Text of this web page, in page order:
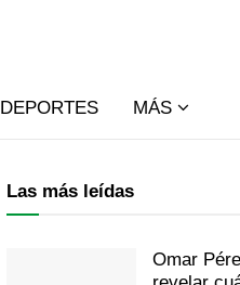
DEPORTES MÁS
Las más leídas
Omar